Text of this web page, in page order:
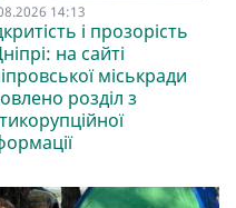
14:13
і прозорість
на сайті
міськради
розділ з